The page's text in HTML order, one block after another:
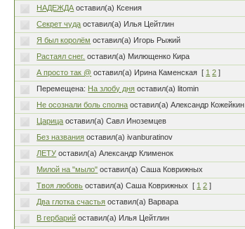
НАДЕЖДА оставил(а) Ксения
Секрет чуда оставил(а) Илья Цейтлин
Я был королём оставил(а) Игорь Рыжий
Растаял снег. оставил(а) Милющенко Кира
А просто так @ оставил(а) Ирина Каменская [ 1 2 ]
Перемещена: На злобу дня оставил(а) litomin
Не осознали боль сполна оставил(а) Александр Кожейкин
Царица оставил(а) Савл Иноземцев
Без названия оставил(а) ivanburatinov
ЛЕТУ оставил(а) Александр Клименок
Милой на "мыло" оставил(а) Саша Коврижных
Твоя любовь оставил(а) Саша Коврижных [ 1 2 ]
Два глотка счастья оставил(а) Варвара
В гербарий оставил(а) Илья Цейтлин